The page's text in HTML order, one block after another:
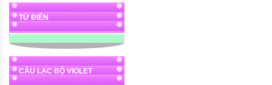
TỪ ĐIỂN
CÂU LẠC BỘ VIOLET